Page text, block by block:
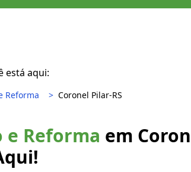
está aqui:
Reforma Coronel Pilar-RS
e Reforma em